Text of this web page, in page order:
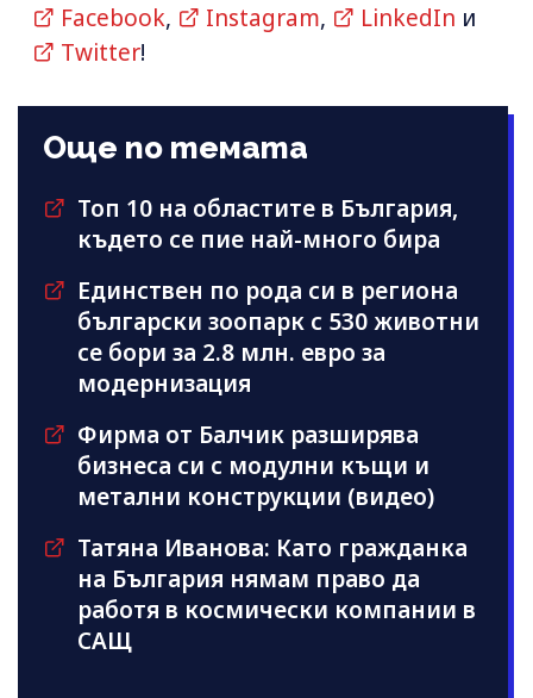
Facebook, Instagram, LinkedIn и
Twitter!
Още по темата
Топ 10 на областите в България,
където се пие най-много бира
Единствен по рода си в региона
български зоопарк с 530 животни
се бори за 2.8 млн. евро за
модернизация
Фирма от Балчик разширява
бизнеса си с модулни къщи и
метални конструкции (видео)
Татяна Иванова: Като гражданка
на България нямам право да
работя в космически компании в
САЩ